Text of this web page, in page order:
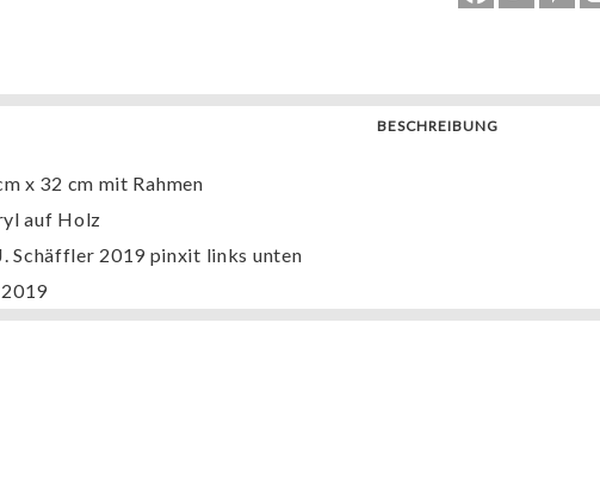
BESCHREIBUNG
x 32 cm mit Rahmen
auf Holz
Schäffler 2019 pinxit links unten